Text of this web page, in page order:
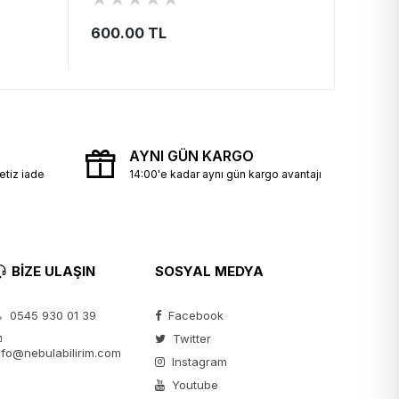
600.00 TL
iade
AYNI GÜN KARGO
14:00'e kadar aynı gün kargo avantajı
BİZE ULAŞIN
0545 930 01 39
SOSYAL MEDYA
Facebook
Twitter
Instagram
Youtube